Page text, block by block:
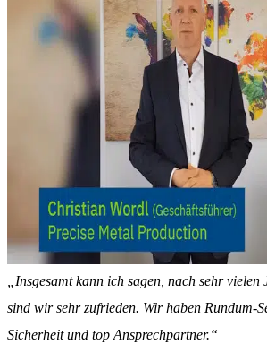
„Insgesamt kann ich sagen, nach sehr vielen
sind wir sehr zufrieden. Wir haben Rundum-
Sicherheit und top Ansprechpartner.“